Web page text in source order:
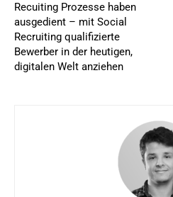
Recuiting Prozesse haben
ausgedient – mit Social
Recruiting qualifizierte
Bewerber in der heutigen,
digitalen Welt anziehen